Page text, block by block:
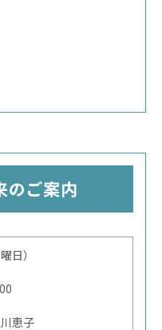
のご案内
日）
恵子